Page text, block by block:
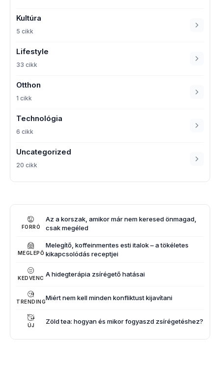
Kultúra
5 cikk
Lifestyle
33 cikk
Otthon
1 cikk
Technológia
6 cikk
Uncategorized
20 cikk
FORRÓ
Az a korszak, amikor már nem keresed önmagad,
csak megéled
MEGLEPŐ
Melegítő, koffeinmentes esti italok – a tökéletes
kikapcsolódás receptjei
KEDVENC A hidegterápia zsírégető hatásai
TRENDINGMiért nem kell minden konfliktust kijavítani
ÚJ Zöld tea: hogyan és mikor fogyaszd zsírégetéshez?